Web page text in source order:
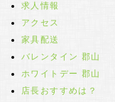
求人情報
アクセス
家具配送
バレンタイン 郡山
ホワイトデー 郡山
店長おすすめは？